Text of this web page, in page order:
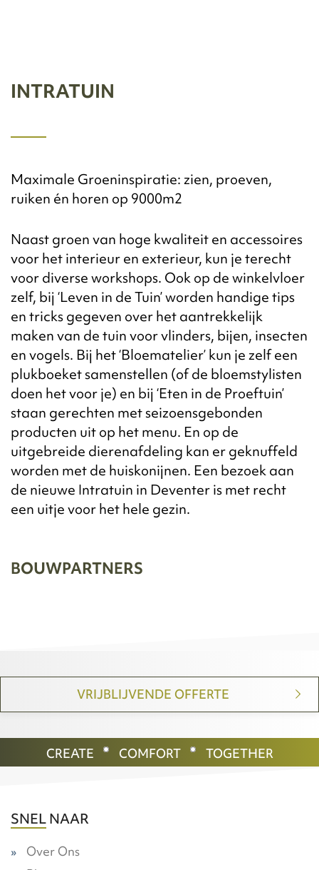
INTRATUIN
Maximale Groeninspiratie: zien, proeven,
ruiken én horen op 9000m2
Naast groen van hoge kwaliteit en accessoires
voor het interieur en exterieur, kun je terecht
voor diverse workshops. Ook op de winkelvloer
zelf, bij ‘Leven in de Tuin’ worden handige tips
en tricks gegeven over het aantrekkelijk
maken van de tuin voor vlinders, bijen, insecten
en vogels. Bij het ‘Bloematelier’ kun je zelf een
plukboeket samenstellen (of de bloemstylisten
doen het voor je) en bij ‘Eten in de Proeftuin’
staan gerechten met seizoensgebonden
producten uit op het menu. En op de
uitgebreide dierenafdeling kan er geknuffeld
worden met de huiskonijnen. Een bezoek aan
de nieuwe Intratuin in Deventer is met recht
een uitje voor het hele gezin.
BOUWPARTNERS
VRIJBLIJVENDE OFFERTE
CREATE COMFORT TOGETHER
SNEL NAAR
Over Ons